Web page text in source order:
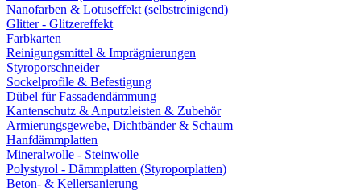
Nanofarben & Lotuseffekt (selbstreinigend)
Glitter - Glitzereffekt
Farbkarten
Reinigungsmittel & Imprägnierungen
Styroporschneider
Sockelprofile & Befestigung
Dübel für Fassadendämmung
Kantenschutz & Anputzleisten & Zubehör
Armierungsgewebe, Dichtbänder & Schaum
Hanfdämmplatten
Mineralwolle - Steinwolle
Polystyrol - Dämmplatten (Styroporplatten)
Beton- & Kellersanierung